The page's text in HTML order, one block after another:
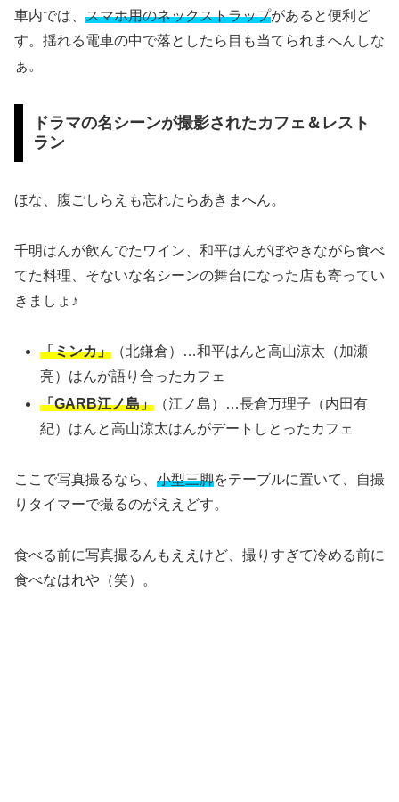
車内では、 スマホ用のネックストラップがあると便利ど
す。揺れる電車の中で落としたら目も当てられまへんしな
ぁ。
ドラマの名シーンが撮影されたカフェ＆レスト
ラン
ほな、腹ごしらえも忘れたらあきまへん。
千明はんが飲んでたワイン、和平はんがぼやきながら食べ
てた料理、そないな名シーンの舞台になった店も寄ってい
きましょ♪
「ミンカ」 （北鎌倉）…和平はんと高山涼太（加瀬
亮）はんが語り合ったカフェ
「GARB江ノ島」 （江ノ島）…長倉万理子（内田有
紀）はんと高山涼太はんがデートしとったカフェ
ここで写真撮るなら、 小型三脚をテーブルに置いて、自撮
りタイマーで撮るのがええどす。
食べる前に写真撮るんもええけど、撮りすぎて冷める前に
食べなはれや（笑）。